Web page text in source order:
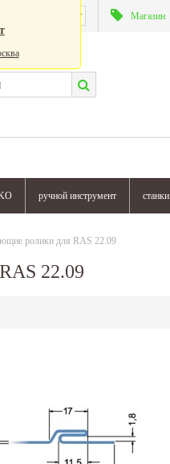
Магазин
ручной инструмент станки
ролики для RAS 22.09
22.09